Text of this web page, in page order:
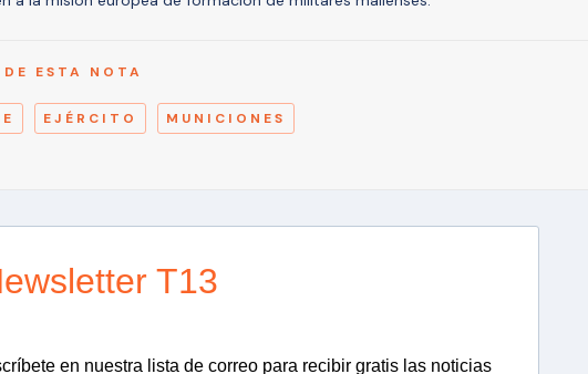
ESTA NOTA
EJÉRCITO MUNICIONES
T13
en nuestra lista de correo para recibir gratis las noticias